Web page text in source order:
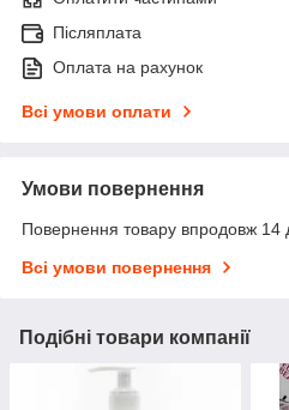
Післяплата
Оплата на рахунок
Всі умови оплати
Умови повернення
Повернення товару впродовж 14
Всі умови повернення
Подібні товари компанії